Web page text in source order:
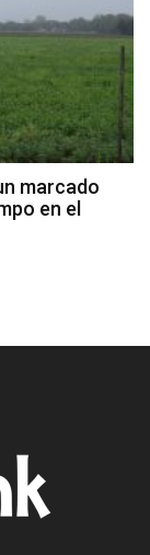
marcado
en el